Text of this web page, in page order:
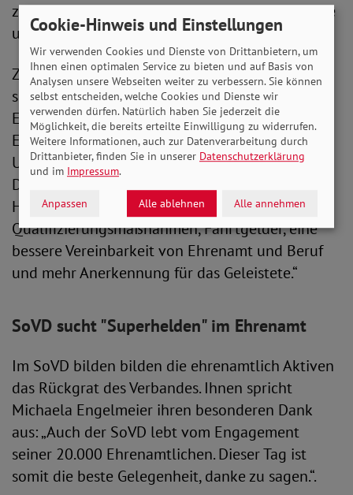
zusammen - ohne ehrenamtlich Engagierte wäre
unsere Gesellschaft um vieles ärmer.“
Zugleich fordert sie, ihren Einsatz nicht als
selbstverständlich anzusehen und ehrenamtlich
Engagierten gute Strukturen zu bieten. „Das
Ehrenamt braucht allerdings auch selbst
Unterstützung und ermöglichende Strukturen.
Dazu gehören auch eine Unfall- und
Haftpflichtversicherung,
Qualifizierungsmaßnahmen, Fahrtgelder, eine
bessere Vereinbarkeit von Ehrenamt und Beruf
und mehr Anerkennung für das Geleistete.“
SoVD sucht "Superhelden" im Ehrenamt
Im SoVD bilden bilden die ehrenamtlich Aktiven
das Rückgrat des Verbandes. Ihnen spricht
Michaela Engelmeier ihren besonderen Dank
aus: „Auch der SoVD lebt vom Engagement
seiner 20.000 Ehrenamtlichen. Dieser Tag ist
somit die beste Gelegenheit, danke zu sagen.“.
Cookie-Hinweis und Einstellungen
Wir verwenden Cookies und Dienste von Drittanbietern, um
Ihnen einen optimalen Service zu bieten und auf Basis von
Analysen unsere Webseiten weiter zu verbessern. Sie können
selbst entscheiden, welche Cookies und Dienste wir
verwenden dürfen. Natürlich haben Sie jederzeit die
Möglichkeit, die bereits erteilte Einwilligung zu widerrufen.
Weitere Informationen, auch zur Datenverarbeitung durch
Drittanbieter, finden Sie in unserer Datenschutzerklärung
und im Impressum.
Anpassen Alle ablehnen Alle annehmen